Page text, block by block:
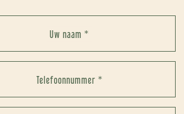
Uw naam *
Telefoonnummer *